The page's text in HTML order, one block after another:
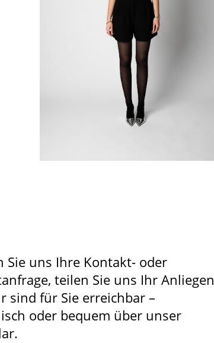
Sie uns Ihre Kontakt- oder
teilen Sie uns Ihr Anliegen
sind für Sie erreichbar –
oder bequem über unser